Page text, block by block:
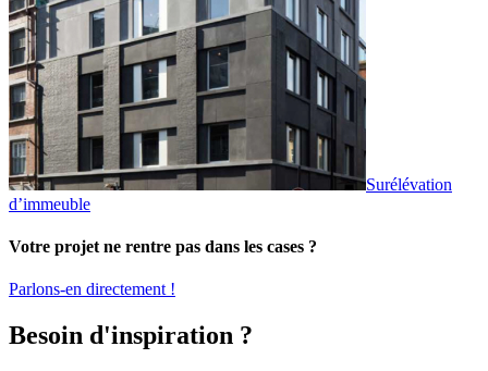
Surélévation
d’immeuble
Votre projet ne rentre pas dans les cases ?
Parlons-en directement !
Besoin d'inspiration ?